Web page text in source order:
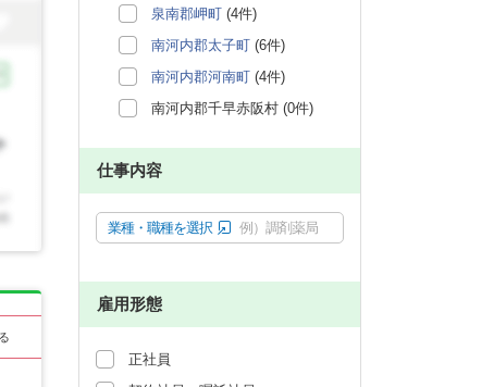
泉南郡岬町 (4件)
南河内郡太子町 (6件)
南河内郡河南町 (4件)
南河内郡千早赤阪村 (0件)
仕事内容
業種・職種を選択 例）調剤薬局
雇用形態
正社員